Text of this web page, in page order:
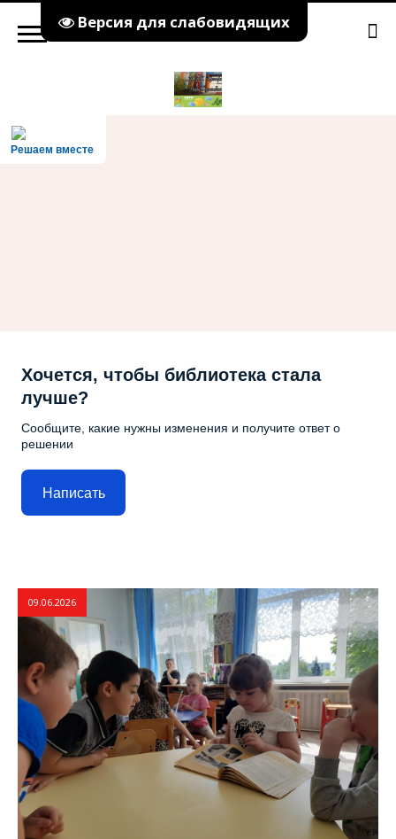
Версия для слабовидящих
Решаем вместе
Хочется, чтобы библиотека стала
лучше?
Сообщите, какие нужны изменения и получите ответ о
решении
Написать
09.06.2026